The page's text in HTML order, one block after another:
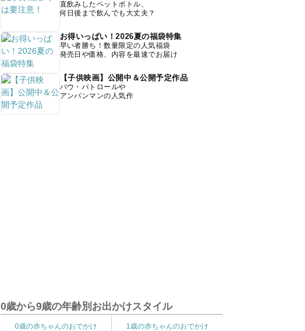
直飲みしたペットボトル、
何日後まで飲んでも大丈夫？
お得いっぱい！2026夏の福袋特集
早い者勝ち！数量限定の人気福袋
発売日や価格、内容を最速でお届け
【子供映画】公開中＆公開予定作品
パウ・パトロールや
アンパンマンの人気作
0歳から9歳の年齢別お出かけスタイル
0歳の赤ちゃんのおでかけ 1歳の赤ちゃんのおでかけ